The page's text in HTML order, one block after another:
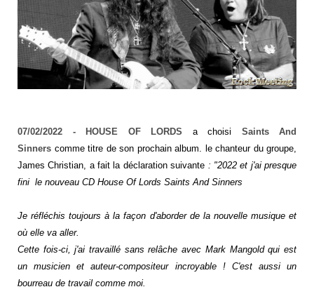
07/02/2022 - HOUSE OF LORDS a choisi Saints And
Sinners comme titre de son prochain album. le chanteur du groupe,
James Christian, a fait la déclaration suivante : "2022 et j'ai presque
fini le nouveau CD House Of Lords Saints And Sinners
Je réfléchis toujours à la façon d'aborder de la nouvelle musique et
où elle va aller.
Cette fois-ci, j'ai travaillé sans relâche avec Mark Mangold qui est
un musicien et auteur-compositeur incroyable ! C'est aussi un
bourreau de travail comme moi.